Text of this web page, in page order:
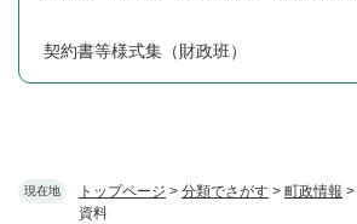
現在地 トップページ > 分類でさがす > 町政情報 >
資料
契約書等様式集（財政班）